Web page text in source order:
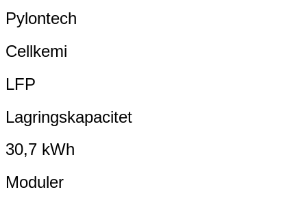
Pylontech
Cellkemi
LFP
Lagringskapacitet
30,7 kWh
Moduler